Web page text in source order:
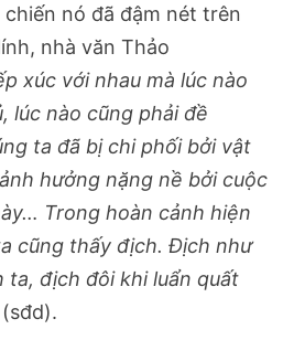
nó đã đậm nét trên
nhà văn Thảo
xúc với nhau mà lúc nào
lúc nào cũng phải đề
ta đã bị chi phối bởi vật
hưởng nặng nề bởi cuộc
Trong hoàn cảnh hiện
cũng thấy địch. Địch như
ta, địch đôi khi luẩn quất